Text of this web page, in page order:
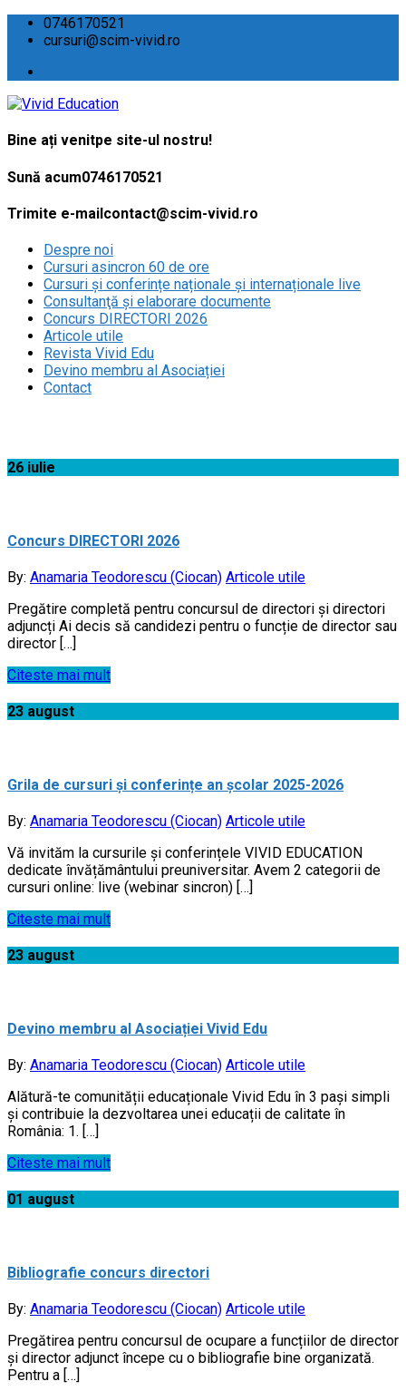
0746170521
cursuri@scim-vivid.ro
Bine ați venitpe site-ul nostru!
Sună acum0746170521
Trimite e-mailcontact@scim-vivid.ro
Despre noi
Cursuri asincron 60 de ore
Cursuri și conferințe naționale și internaționale live
Consultanţă și elaborare documente
Concurs DIRECTORI 2026
Articole utile
Revista Vivid Edu
Devino membru al Asociației
Contact
26 iulie
Concurs DIRECTORI 2026
By: Anamaria Teodorescu (Ciocan) Articole utile
Pregătire completă pentru concursul de directori și directori
adjuncți Ai decis să candidezi pentru o funcție de director sau
director […]
Citeste mai mult
23 august
Grila de cursuri și conferințe an școlar 2025-2026
By: Anamaria Teodorescu (Ciocan) Articole utile
Vă invităm la cursurile și conferințele VIVID EDUCATION
dedicate învățământului preuniversitar. Avem 2 categorii de
cursuri online: live (webinar sincron) […]
Citeste mai mult
23 august
Devino membru al Asociației Vivid Edu
By: Anamaria Teodorescu (Ciocan) Articole utile
Alătură-te comunității educaționale Vivid Edu în 3 pași simpli
și contribuie la dezvoltarea unei educații de calitate în
România: 1. […]
Citeste mai mult
01 august
Bibliografie concurs directori
By: Anamaria Teodorescu (Ciocan) Articole utile
Pregătirea pentru concursul de ocupare a funcțiilor de director
și director adjunct începe cu o bibliografie bine organizată.
Pentru a […]